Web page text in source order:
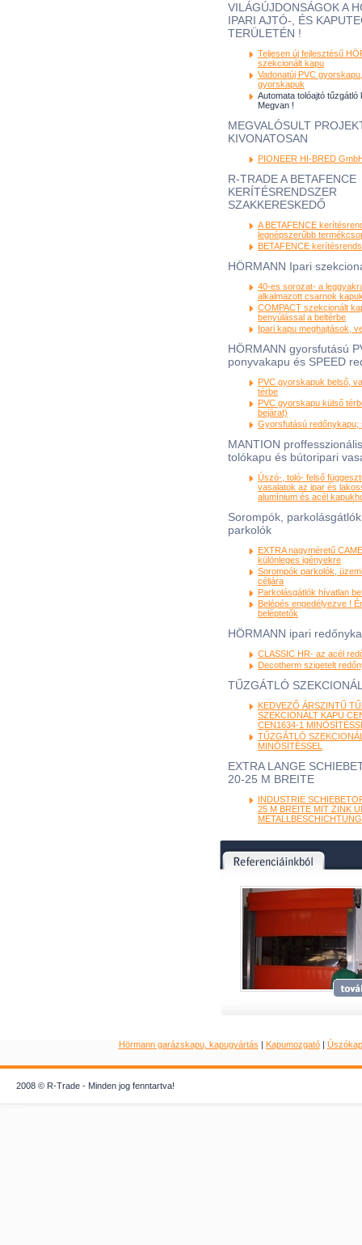
VILÁGÚJDONSÁGOK A
IPARI AJTÓ-, ÉS
TERÜLETÉN !
Teljesen új fejlesztésű
szekcionált kapu
Vadonatúj PVC
gyorskapuk
Automata tolóajtó tűzgátló
Megvan !
MEGVALÓSULT
KIVONATOSAN
PIONEER HI-BRED
R-TRADE A BETAFENCE
KERÍTÉSRENDSZER
SZAKKERESKEDŐ
A BETAFENCE
legnépszerűbb
BETAFENCE
HÖRMANN Ipari
40-es sorozat- a
alkalmazott csarnok
COMPACT szekcionált
benyúlással a beltérbe
Ipari kapu meghajtások,
HÖRMANN gyorsfutású
ponyvakapu és SPEED
PVC gyorskapuk belső,
térbe
PVC gyorskapu külső
bejárat)
Gyorsfutású redőnykapu;
MANTION
tolókapu és bútoripari
Úszó-, toló- felső
vasalatok az ipar és
alumínium és acél
Sorompók,
parkolók
EXTRA nagyméretű
különleges igényekre
Sorompók parkolók,
céljára
Parkolásgátlók hívatlan
Belépés engedélyezve !
beléptetők
HÖRMANN ipari
CLASSIC HR- az acél
Decotherm szigetelt
TŰZGÁTLÓ
KEDVEZŐ ÁRSZINTŰ
SZEKCIONÁLT KAPU
CEN1634-1
TŰZGÁTLÓ
MINŐSÍTÉSSEL
EXTRA LANGE
20-25 M BREITE
INDUSTRIE
25 M BREITE MIT ZINK
METALLBESCHICHTUNG
Hörmann garázskapu, kapugyártás | Kapumozgató|
2008 © R-Trade - Minden jog fenntartva!